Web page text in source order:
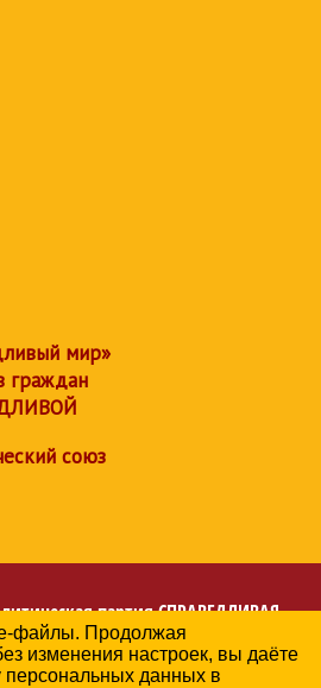
мир»
граждан
союз
партияСПРАВЕДЛИВАЯ
РОССИЯ
партии в Республике Дагестан
файлы. Продолжая
изменения настроек, вы даёте
персональных данных в